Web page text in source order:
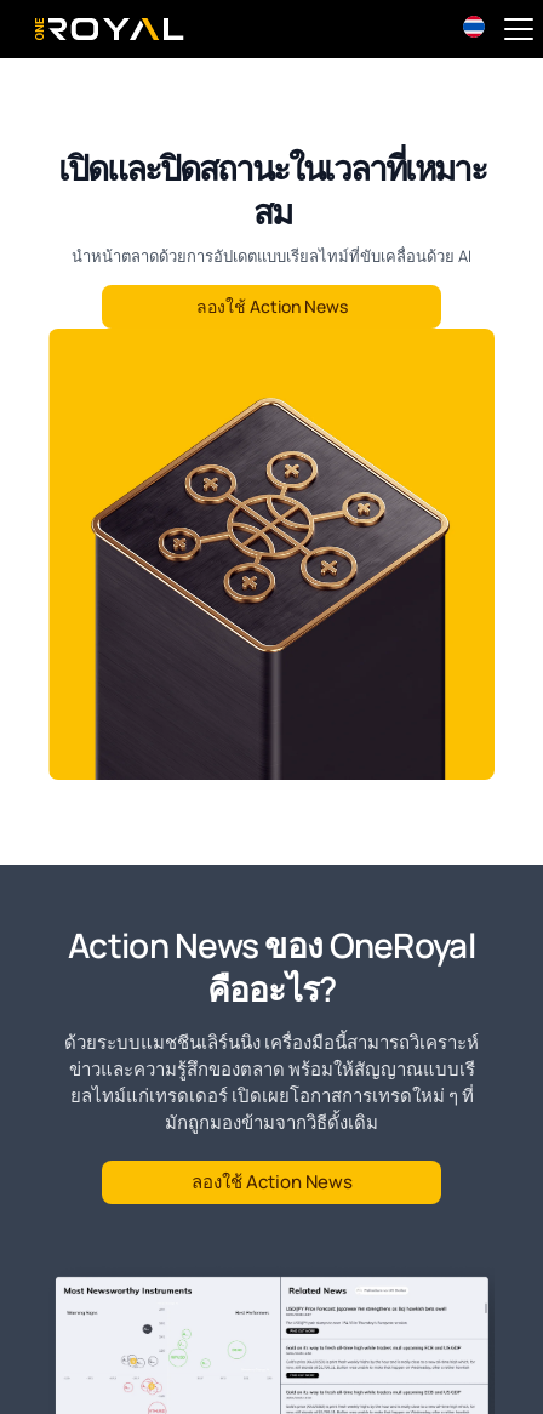
OneRoyal Home
เปิดและปิดสถานะในเวลาที่เหมาะ
สม
นำหน้าตลาดด้วยการอัปเดตแบบเรียลไทม์ที่ขับเคลื่อนด้วย AI
ลองใช้ Action News
Action News ของ OneRoyal
คืออะไร?
ด้วยระบบแมชชีนเลิร์นนิง เครื่องมือนี้สามารถวิเคราะห์
ข่าวและความรู้สึกของตลาด พร้อมให้สัญญาณแบบเรี
ยลไทม์แก่เทรดเดอร์ เปิดเผยโอกาสการเทรดใหม่ ๆ ที่
มักถูกมองข้ามจากวิธีดั้งเดิม
ลองใช้ Action News